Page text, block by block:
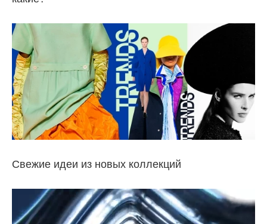
Свежие идеи из новых коллекций